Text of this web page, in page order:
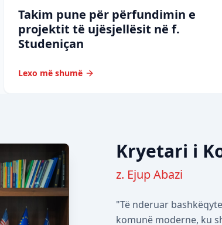
Takim pune për përfundimin e
projektit të ujësjellësit në f.
Studeniçan
Lexo më shumë
Kryetari i
z. Ejup Abazi
"Të nderuar
komunë moderne, ku